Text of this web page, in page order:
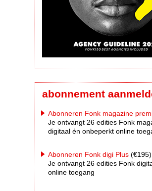
abonnement
Abonneren Fonk magazine
Je ontvangt 26 edities Fonk
digitaal én onbeperkt online
Abonneren Fonk digi Plus (€195)
Je ontvangt 26 edities Fonk
online toegang